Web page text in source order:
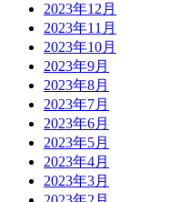
2023年12月
2023年11月
2023年10月
2023年9月
2023年8月
2023年7月
2023年6月
2023年5月
2023年4月
2023年3月